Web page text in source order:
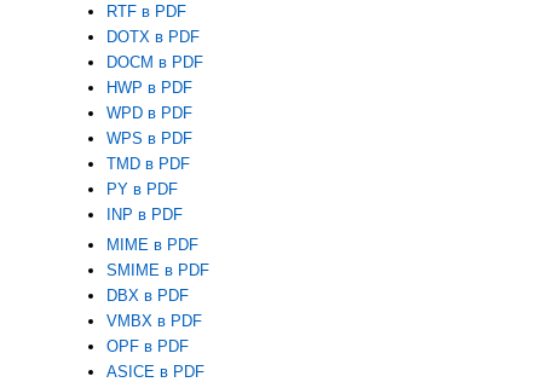
RTF в PDF
DOTX в PDF
DOCM в PDF
HWP в PDF
WPD в PDF
WPS в PDF
TMD в PDF
PY в PDF
INP в PDF
MIME в PDF
SMIME в PDF
DBX в PDF
VMBX в PDF
OPF в PDF
ASICE в PDF